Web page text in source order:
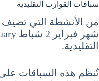
سباقات القوارب التقليدية
من الأنشطة التي تضيف
التقليدية.
تُنظم هذه السباقات